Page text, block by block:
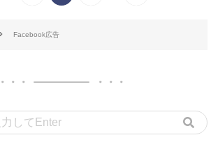
Facebook広告